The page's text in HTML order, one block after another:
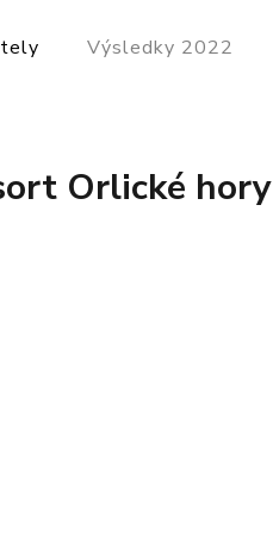
Výsledky 2022
Orlické hory